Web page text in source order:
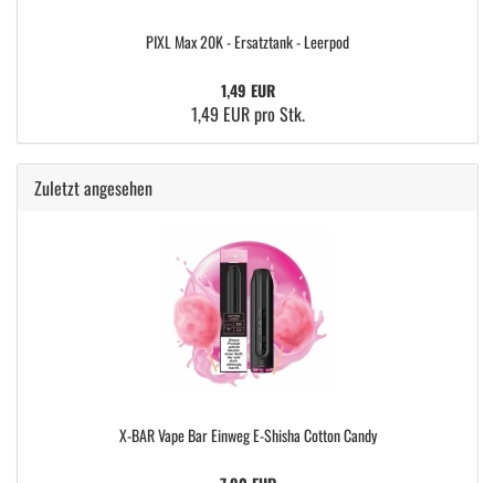
PIXL Max 20K - Ersatztank - Leerpod
1,49 EUR
1,49 EUR pro Stk.
Zuletzt angesehen
X-BAR Vape Bar Einweg E-Shisha Cotton Candy